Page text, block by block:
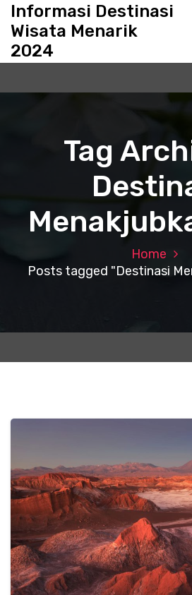
Informasi Destinasi
Wisata Menarik
2024
Tag
Home
Posts tagged "Destinasi